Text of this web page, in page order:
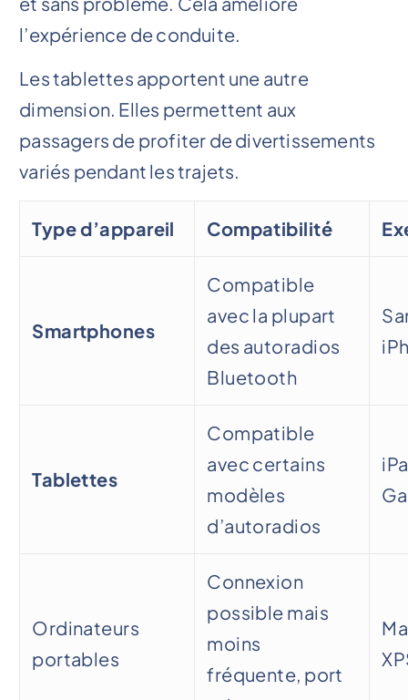
l’expérience de conduite.
Les tablettes apportent une autre
dimension. Elles permettent aux
passagers de profiter de divertissements
variés pendant les trajets.
Type d’appareil Compatibilité
Smartphones
Compatible
avec la plupart
des autoradios
Bluetooth
Tablettes
Compatible
avec certains
modèles
d’autoradios
Ordinateurs
portables
Connexion
possible mais
moins
fréquente, port